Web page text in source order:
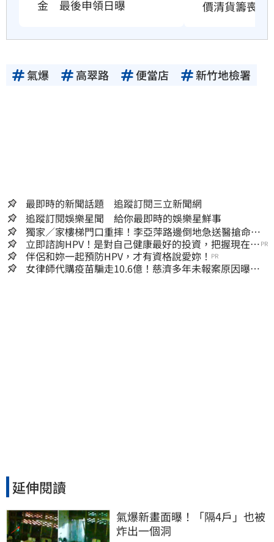
金　最後申領日曝
價清貨籌喪葬
氣爆 高翠路 便當店 新竹地檢署
最即時的新聞話題 追蹤訂閱三立新聞網
追蹤訂閱娛樂星聞 給你最即時的娛樂星鮮事
獨家／家樓梯門口重摔！李亞萍路邊倒地急送醫搶命
「最新傷況」曝
立即諮詢HPV！是對自己健康最好的投資，把握現在不
嫌晚！
PR
伴侶和妳一起預防HPV，才有資格說愛妳！ PR
女律師代購疫苗騙走10.6億！慈濟多年未報案原因曝：
延伸閱讀
氣爆新畫面曝！「隔4戶」也被
炸出一個洞